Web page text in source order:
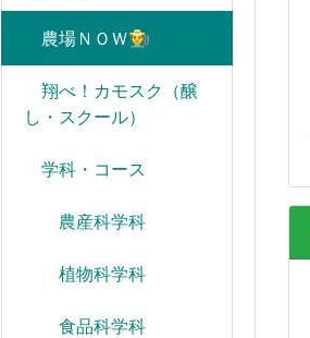
農場ＮＯＷ👨‍🌾
翔べ！カモスク（醸
し・スクール）
学科・コース
農産科学科
植物科学科
食品科学科